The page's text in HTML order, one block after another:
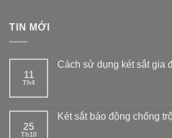
TIN MỚI
11
Th4
Cách sử dụng két sắt gia
25
Th10
Két sắt báo động chống